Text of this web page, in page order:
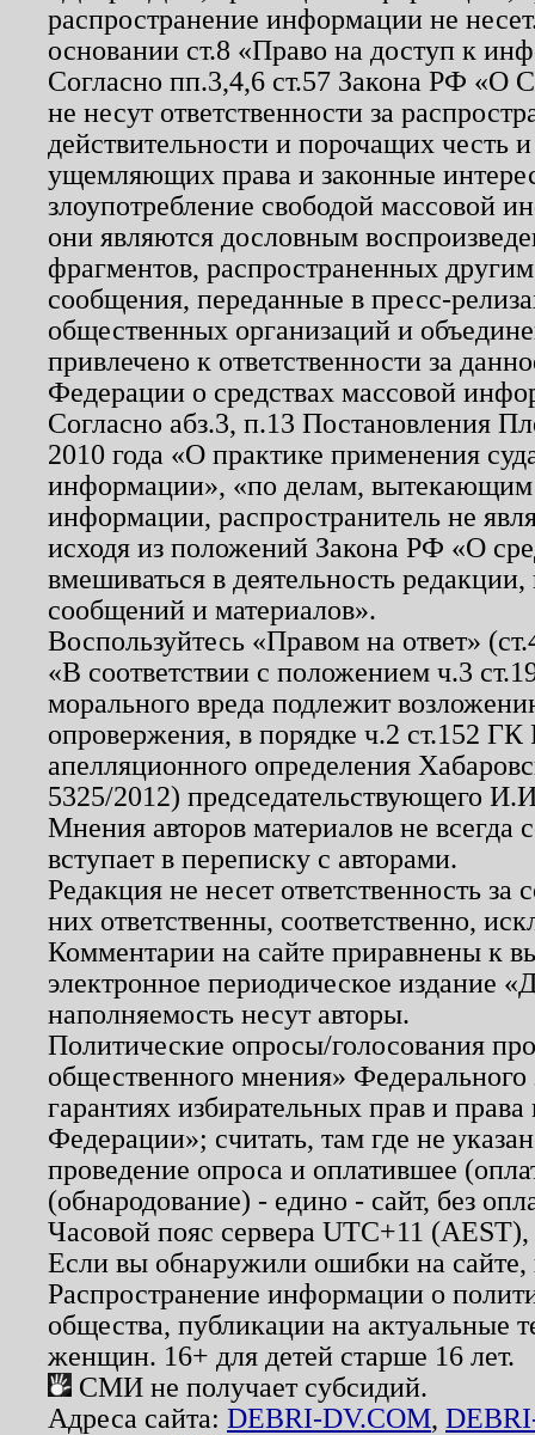
распространение информации не
основании ст.8 «Право на доступ к
Согласно пп.3,4,6 ст.57 Закона РФ «О
не несут ответственности за
действительности и порочащих честь
ущемляющих права и законные
злоупотребление свободой массовой
они являются дословным
фрагментов, распространенных
сообщения, переданные в пресс-
общественных организаций и
привлечено к ответственности за
Федерации о средствах массовой
Согласно абз.3, п.13 Постановления
2010 года «О практике применения
информации», «по делам, вытекающим
информации, распространитель не
исходя из положений Закона РФ «О
вмешиваться в деятельность
сообщений и материалов».
Воспользуйтесь «Правом на ответ»
«В соответствии с положением ч.3
морального вреда подлежит
опровержения, в порядке ч.2 ст.152
апелляционного определения
5325/2012) председательствующего
Мнения авторов материалов не
вступает в переписку с авторами.
Редакция не несет ответственность
них ответственны, соответственно,
Комментарии на сайте приравнены к
электронное периодическое издание
наполняемость несут авторы.
Политические опросы/голосования
общественного мнения»
гарантиях избирательных прав и
Федерации»; считать, там где не
проведение опроса и оплатившее
(обнародование) - едино - сайт, без
Часовой пояс сервера UTC+11
Если вы обнаружили ошибки на
Распространение информации о
общества, публикации на актуальные
женщин. 16+ для детей старше 16 лет.
СМИ не получает субсидий.
Адреса сайта: DEBRI-DV.COM,